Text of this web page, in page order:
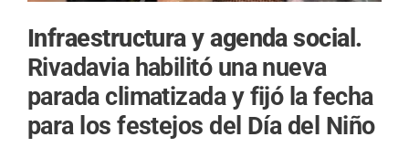
Infraestructura y agenda social.
Rivadavia habilitó una nueva
parada climatizada y fijó la fecha
para los festejos del Día del Niño